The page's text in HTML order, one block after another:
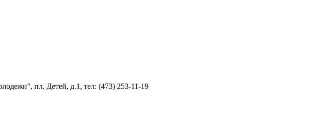
пл. Детей, д.1, тел: (473) 253-11-19